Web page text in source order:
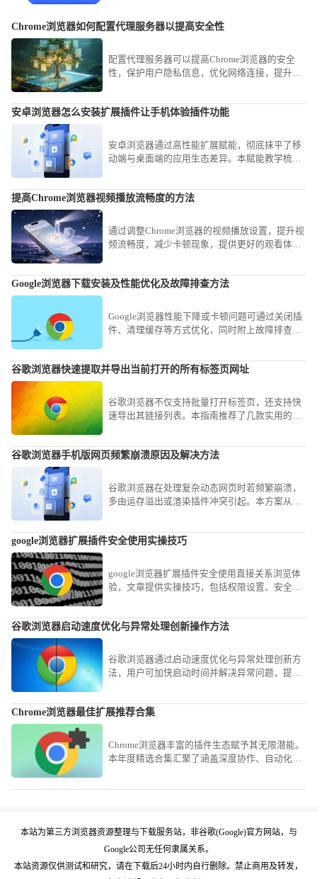
Chrome浏览器如何配置代理服务器以提高安全性
配置代理服务器可以提高Chrome浏览器的安全
性，保护用户隐私信息，优化网络连接，提升网
安卓浏览器怎么安装扩展插件让手机体验插件功能
安卓浏览器通过高性能扩展赋能，彻底抹平了移
动端与桌面端的应用生态差异。本赋能教学梳理
提高Chrome浏览器视频播放流畅度的方法
通过调整Chrome浏览器的视频播放设置，提升视
频流畅度，减少卡顿现象，提供更好的观看体
Google浏览器下载安装及性能优化及故障排查方法
Google浏览器性能下降或卡顿问题可通过关闭插
件、清理缓存等方式优化，同时附上故障排查建
谷歌浏览器快速提取并导出当前打开的所有标签页网址
谷歌浏览器不仅支持批量打开标签页，还支持快
速导出其链接列表。本指南推荐了几款实用的扩
谷歌浏览器手机版网页频繁崩溃原因及解决方法
谷歌浏览器在处理复杂动态网页时若频繁崩溃，
多由运存溢出或渲染插件冲突引起。本方案从清
google浏览器扩展插件安全使用实操技巧
google浏览器扩展插件安全使用直接关系浏览体
验，文章提供实操技巧，包括权限设置、安全评
谷歌浏览器启动速度优化与异常处理创新操作方法
谷歌浏览器通过启动速度优化与异常处理创新方
法，用户可加快启动时间并解决异常问题，提升
Chrome浏览器最佳扩展推荐合集
Chrome浏览器丰富的插件生态赋予其无限潜能。
本年度精选合集汇聚了涵盖深度协作、自动化流
本站为第三方浏览器资源整理与下载服务站，非谷歌(Google)官方网站，与
Google公司无任何隶属关系。
本站资源仅供测试和研究，请在下载后24小时内自行删除。禁止商用及转发，